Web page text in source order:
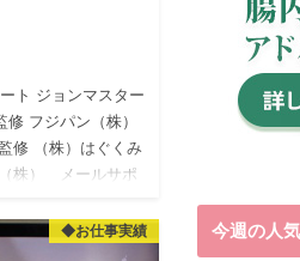
ト ジョンマスター
フジパン（株）
修 （株）はぐくみ
株） メールサポ
◆お仕事実績 今週の人